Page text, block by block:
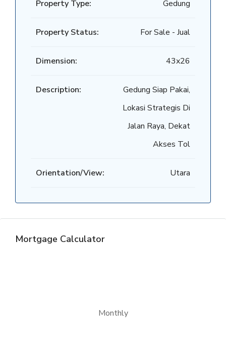
Property Type: Gedung
Property Status: For Sale - Jual
Dimension: 43x26
Description:
Gedung Siap Pakai,
Lokasi Strategis Di
Jalan Raya, Dekat
Akses Tol
Orientation/View: Utara
Mortgage Calculator
Monthly